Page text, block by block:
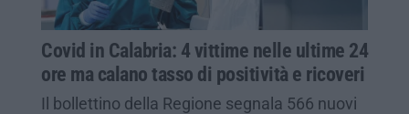
Covid in Calabria: 4 vittime nelle ultime 24
ore ma calano tasso di positività e ricoveri
Il bollettino della Regione segnala 566 nuovi